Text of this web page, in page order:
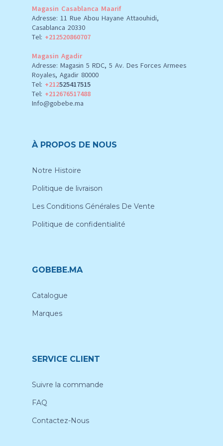
Magasin Casablanca Maarif
Adresse: 11 Rue Abou Hayane Attaouhidi,
Casablanca 20330
Tel: +212520860707
Magasin Agadir
Adresse: Magasin 5 RDC, 5 Av. Des Forces Armees
Royales, Agadir 80000
Tel: +212525417515
Tel: +212676517488
Info@gobebe.ma
À PROPOS DE NOUS
Notre Histoire
Politique de livraison
Les Conditions Générales De Vente
Politique de confidentialité
GOBEBE.MA
Catalogue
Marques
SERVICE CLIENT
Suivre la commande
FAQ
Contactez-Nous